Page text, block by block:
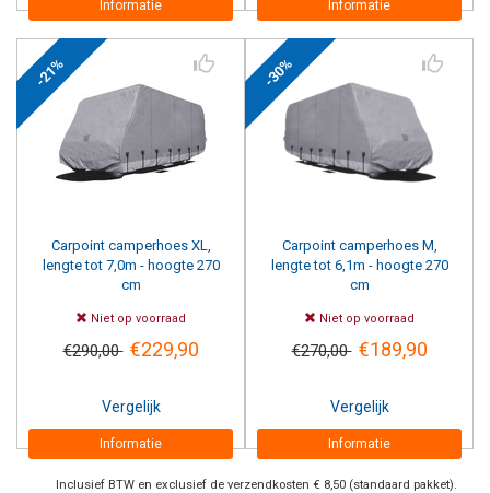
Informatie Informatie
-21%
Carpoint camperhoes XL,
lengte tot 7,0m - hoogte 270
cm
Niet op voorraad
€290,00 €229,90
Vergelijk
Informatie
-30%
Carpoint camperhoes M,
lengte tot 6,1m - hoogte 270
cm
Niet op voorraad
€270,00 €189,90
Vergelijk
Informatie
Inclusief BTW en exclusief de verzendkosten € 8,50 (standaard pakket).